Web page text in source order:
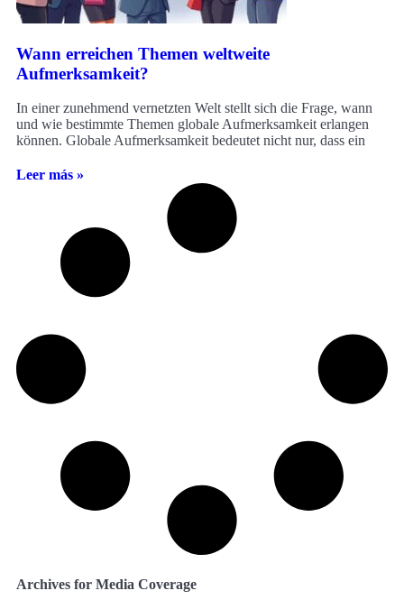
Wann erreichen Themen weltweite
Aufmerksamkeit?
In einer zunehmend vernetzten Welt stellt sich die Frage, wann
und wie bestimmte Themen globale Aufmerksamkeit erlangen
können. Globale Aufmerksamkeit bedeutet nicht nur, dass ein
Leer más »
Archives for Media Coverage